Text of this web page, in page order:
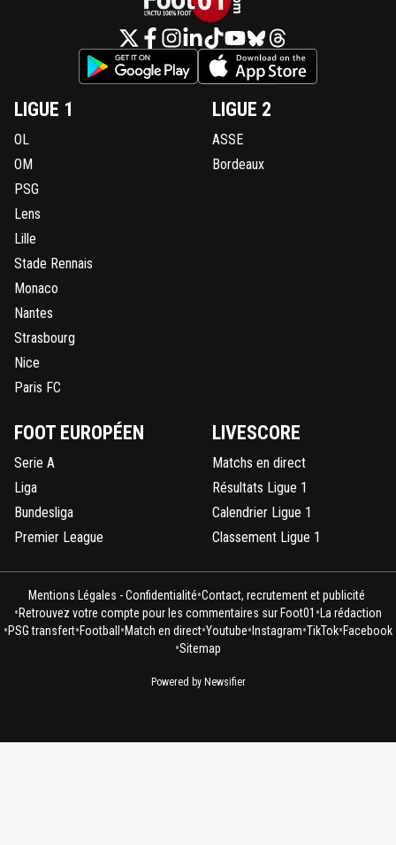
LIGUE 1
OL
OM
PSG
Lens
Lille
Stade Rennais
Monaco
Nantes
Strasbourg
Nice
Paris FC
LIGUE 2
ASSE
Bordeaux
FOOT EUROPÉEN
Serie A
Liga
Bundesliga
Premier League
LIVESCORE
Matchs en direct
Résultats Ligue 1
Calendrier Ligue 1
Classement Ligue 1
Mentions Légales - Confidentialité•Contact, recrutement et publicité
•Retrouvez votre compte pour les commentaires sur Foot01 •La rédaction
•PSG transfert•Football•Match en direct•Youtube•Instagram•TikTok•Facebook
•Sitemap
Powered by Newsifier